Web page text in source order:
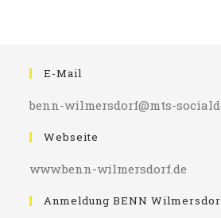
E-Mail
benn-wilmersdorf@mts-
Webseite
www.benn-wilmersdorf.de
Anmeldung BENN